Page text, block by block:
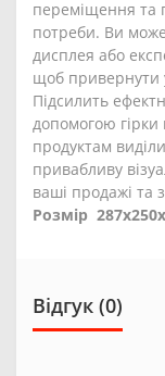
переміщення та
потреби. Ви
дисплея або
щоб привернути
Підсилить
допомогою гірки
продуктам
привабливу
ваші продажі та
Розмір
Відгук (0)